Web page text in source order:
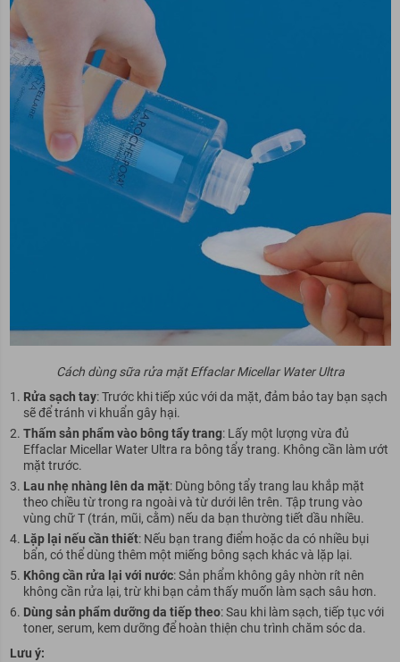
Cách dùng sữa rửa mặt Effaclar Micellar Water Ultra
Rửa sạch tay: Trước khi tiếp xúc với da mặt, đảm bảo tay bạn sạch
sẽ để tránh vi khuẩn gây hại.
Thấm sản phẩm vào bông tẩy trang: Lấy một lượng vừa đủ
Effaclar Micellar Water Ultra ra bông tẩy trang. Không cần làm ướt
mặt trước.
Lau nhẹ nhàng lên da mặt: Dùng bông tẩy trang lau khắp mặt
theo chiều từ trong ra ngoài và từ dưới lên trên. Tập trung vào
vùng chữ T (trán, mũi, cằm) nếu da bạn thường tiết dầu nhiều.
Lặp lại nếu cần thiết: Nếu bạn trang điểm hoặc da có nhiều bụi
bẩn, có thể dùng thêm một miếng bông sạch khác và lặp lại.
Không cần rửa lại với nước: Sản phẩm không gây nhờn rít nên
không cần rửa lại, trừ khi bạn cảm thấy muốn làm sạch sâu hơn.
Dùng sản phẩm dưỡng da tiếp theo: Sau khi làm sạch, tiếp tục với
toner, serum, kem dưỡng để hoàn thiện chu trình chăm sóc da.
Lưu ý: